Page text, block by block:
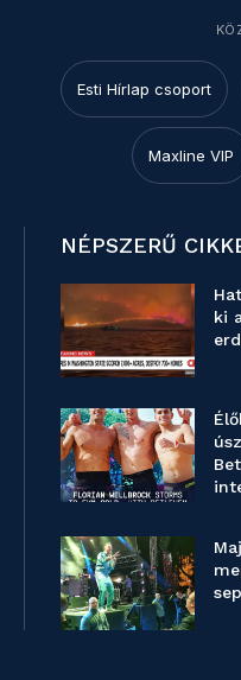
Esti Hírlap csoport
Maxline VIP
NÉPSZERŰ
ki